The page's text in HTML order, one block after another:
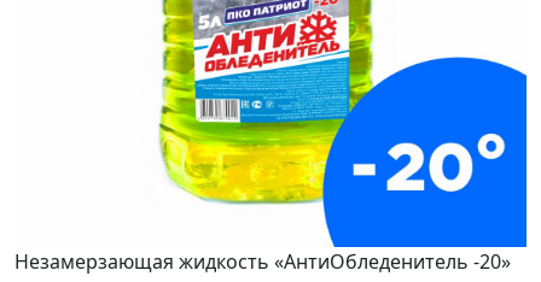
Незамерзающая жидкость «АнтиОбледенитель -20»